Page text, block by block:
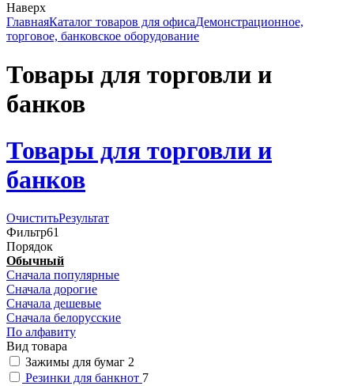
Наверх
ГлавнаяКаталог товаров для офисаДемонстрационное,
торговое, банковское оборудование
Товары для торговли и
банков
Товары для торговли и
банков
ОчиститьРезультат
Фильтр61
Порядок
Обычный
Сначала популярные
Сначала дорогие
Сначала дешевые
Сначала белорусские
По алфавиту
Вид товара
Зажимы для бумаг 2
Резинки для банкнот 7